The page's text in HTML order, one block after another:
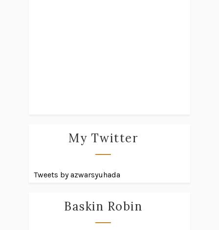
My Twitter
Tweets by azwarsyuhada
Baskin Robin